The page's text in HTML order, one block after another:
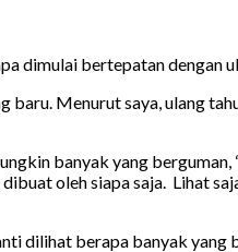
dimulai bertepatan dengan
baru. Menurut saya, ulang
banyak yang
oleh siapa saja. Lihat
dilihat berapa banyak yang